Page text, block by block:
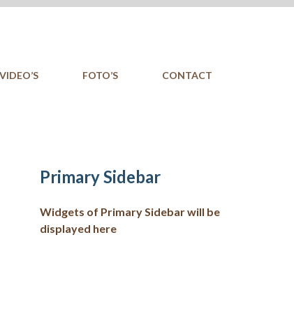
VIDEO’S FOTO’S CONTACT
Primary Sidebar
Widgets of Primary Sidebar will be
displayed here